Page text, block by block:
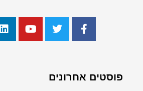
פוסטים אחרונים